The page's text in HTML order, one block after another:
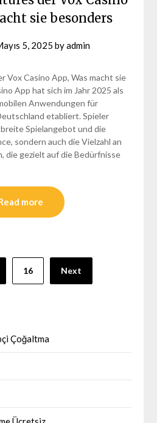
sie besonders
5, 2025 byadmin
Vox Casino App, Was macht sie
App hat sich im Jahr 2025 als
Anwendungen für
etabliert. Spieler
Spielangebot und die
sondern auch die Vielzahl an
die gezielt auf die Bedürfnisse
more
16 Next
Çoğaltma